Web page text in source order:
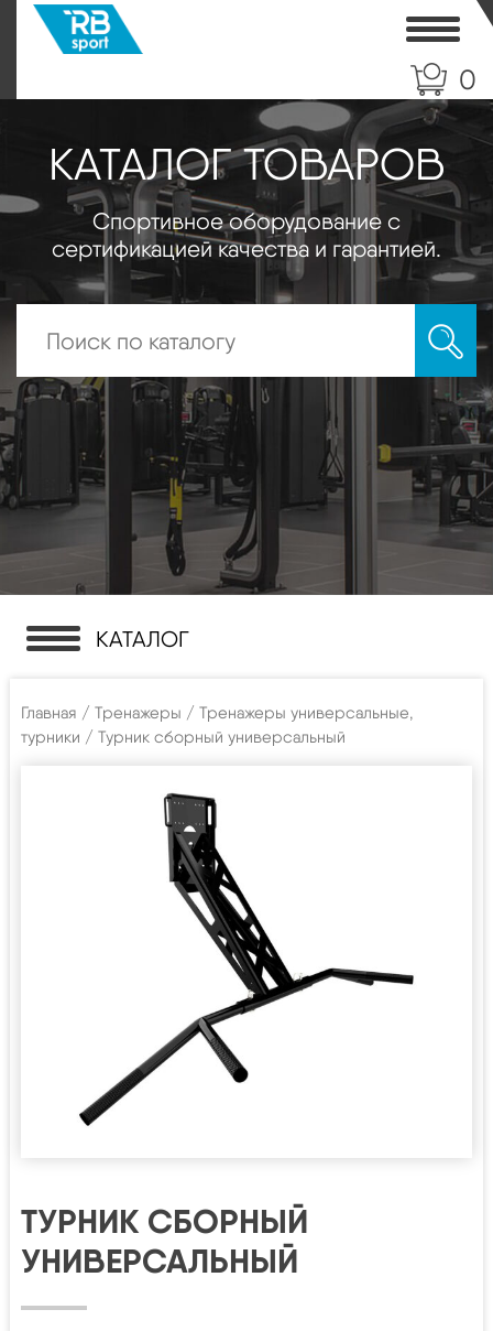
0
КАТАЛОГ ТОВАРОВ
Спортивное оборудование с
сертификацией качества и гарантией.
КАТАЛОГ
Главная / Тренажеры / Тренажеры универсальные,
турники / Турник сборный универсальный
ТУРНИК СБОРНЫЙ
УНИВЕРСАЛЬНЫЙ